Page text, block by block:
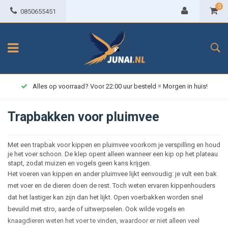
0850655451
0
Alles op voorraad? Voor 22:00 uur besteld = Morgen in huis!
Trapbakken voor pluimvee
Met een trapbak voor kippen en pluimvee voorkom je verspilling en houd
je het voer schoon. De klep opent alleen wanneer een kip op het plateau
stapt, zodat muizen en vogels geen kans krijgen.
Het voeren van kippen en ander pluimvee lijkt eenvoudig: je vult een bak
met voer en de dieren doen de rest. Toch weten ervaren kippenhouders
dat het lastiger kan zijn dan het lijkt. Open voerbakken worden snel
bevuild met stro, aarde of uitwerpselen. Ook wilde vogels en
knaagdieren weten het voer te vinden, waardoor er niet alleen veel